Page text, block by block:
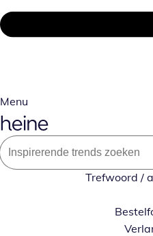
Menu
Trefwoord /